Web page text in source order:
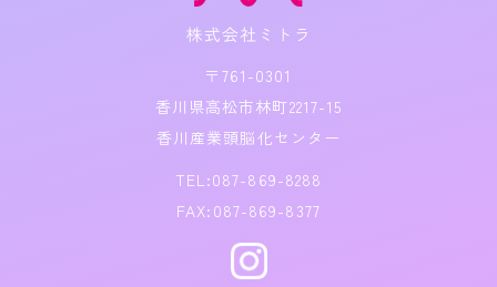
〒761-0301
香川県高松市林町2217-15
香川産業頭脳化センター
TEL:087-869-8288
FAX:087-869-8377